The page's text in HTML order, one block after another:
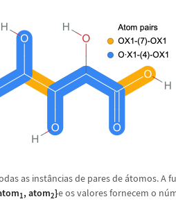
as instâncias de pares deátomos. A
1,atom2}e os valores fornecem o nú